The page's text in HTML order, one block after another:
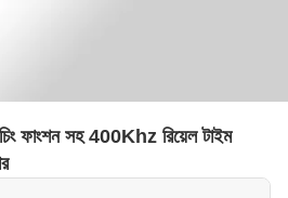
ফাংশন সহ 400Khz রিয়েল টাইম